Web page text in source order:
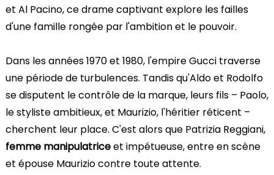
et Al Pacino, ce drame captivant explore les failles
d'une famille rongée par l'ambition et le pouvoir.
Dans les années 1970 et 1980, l'empire Gucci traverse
une période de turbulences. Tandis qu'Aldo et Rodolfo
se disputent le contrôle de la marque, leurs fils – Paolo,
le styliste ambitieux, et Maurizio, l'héritier réticent –
cherchent leur place. C'est alors que Patrizia Reggiani,
femme manipulatriceet impétueuse, entre en scène
et épouse Maurizio contre toute attente.